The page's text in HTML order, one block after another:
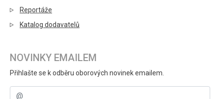
Reportáže
Katalog dodavatelů
NOVINKY EMAILEM
Přihlašte se k odběru oborových novinek emailem.